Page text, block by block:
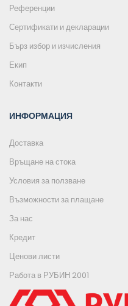
Референции
Сертификати и декларации
Бърз избор и изчисления
Екип
Контакти
ИНФОРМАЦИЯ
Доставка
Връщане на стока
Условия за ползване
Възможности за плащане
За нас
Кредит
Ценови листи
Работа в РУБИН 2001